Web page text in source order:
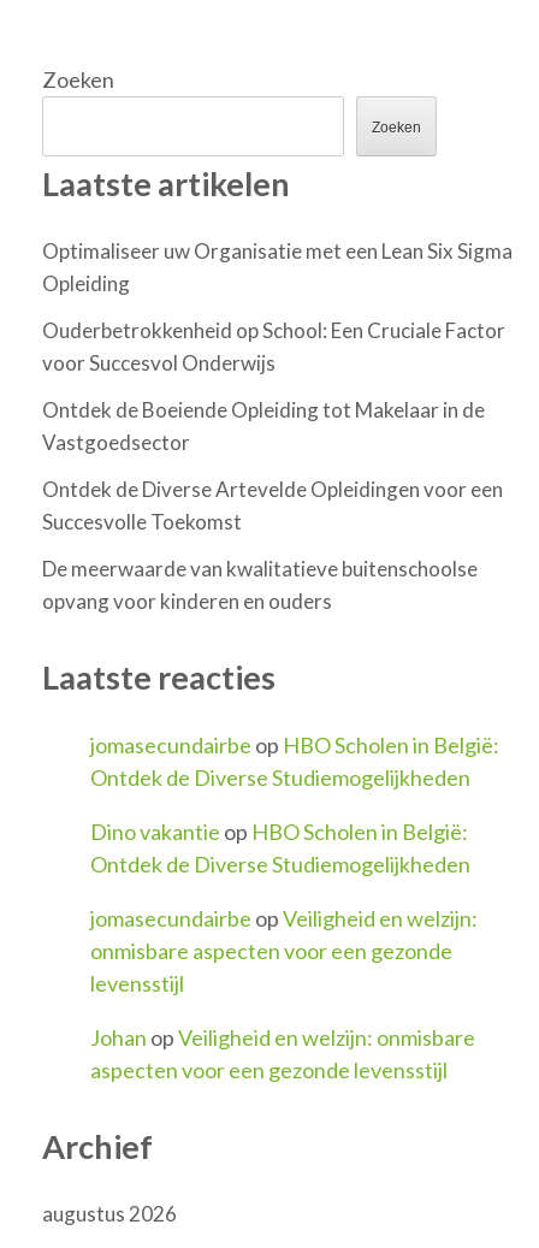
Zoeken
Zoeken
Laatste artikelen
Optimaliseer uw Organisatie met een Lean Six Sigma
Opleiding
Ouderbetrokkenheid op School: Een Cruciale Factor
voor Succesvol Onderwijs
Ontdek de Boeiende Opleiding tot Makelaar in de
Vastgoedsector
Ontdek de Diverse Artevelde Opleidingen voor een
Succesvolle Toekomst
De meerwaarde van kwalitatieve buitenschoolse
opvang voor kinderen en ouders
Laatste reacties
jomasecundairbe op HBO Scholen in België:
Ontdek de Diverse Studiemogelijkheden
Dino vakantie op HBO Scholen in België:
Ontdek de Diverse Studiemogelijkheden
jomasecundairbe opVeiligheid en welzijn:
onmisbare aspecten voor een gezonde
levensstijl
Johan opVeiligheid en welzijn: onmisbare
aspecten voor een gezonde levensstijl
Archief
augustus 2026